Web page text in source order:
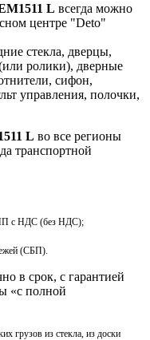
L всегда можно
центре "Deto"
стекла, дверцы,
ролики), дверные
сифон,
управления, полочки,
L во все регионы
транспортной
ИП с НДС (без НДС);
(СБП).
в срок, с гарантией
«с полной
грузов из стекла, из доски